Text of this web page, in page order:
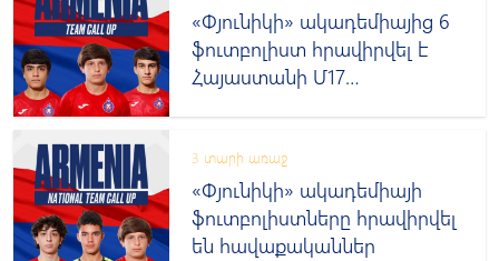
«Փյունիկի» ակադեմիայից 6
ֆուտբոլիստ հրավիրվել է
Հայաստանի Մ17
3 տարի առաջ
«Փյունիկի» ակադեմիայի
ֆուտբոլիստները հրավիրվել
են հավաքականներ